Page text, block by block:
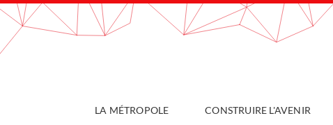
Gestion de vos préférences sur les cookies
LA MÉTROPOLE CONSTRUIRE L'AVENIR